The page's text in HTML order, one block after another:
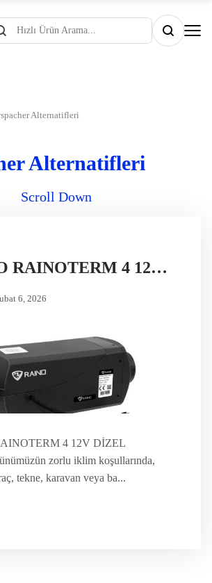
Alternatifleri
Alternatifleri
Scroll Down
RAINO RAINOTERM 4 12V DİZEL ISITICI
6, 2026
4 12V DİZEL
zorlu iklim koşullarında,
tekne, karavan veya ba...